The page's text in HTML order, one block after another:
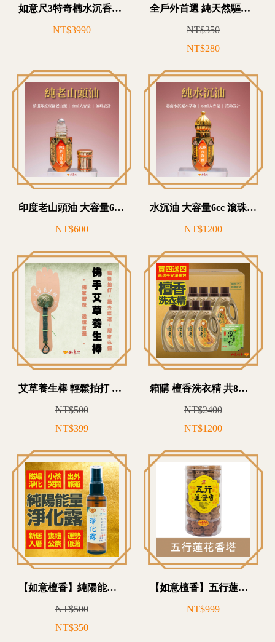
如意尺3特奇楠水沉香本色1.2/1斤木盒裝
NT$3990
全戶外首選 純天然驅蚊棒 驅蟲 除穢 淨化 三效合一
NT$350
NT$280
印度老山頭油 大容量6cc 滾珠設計
NT$600
水沉油 大容量6cc 滾珠設計 好人緣必備
NT$1200
艾草養生棒 輕鬆拍打 舒緩身心 拍去壞運氣 健康棒
NT$500
NT$399
箱購 檀香洗衣精 共8瓶 台灣製造 檀香香氣 柔軟舒適 國際ISO品質認證
NT$2400
NT$1200
【如意檀香】純陽能量淨化露 強化磁場
NT$500
NT$350
【如意檀香】五行蓮發香塔 80顆入 祈福 開運 平安 供佛 菩薩
NT$999